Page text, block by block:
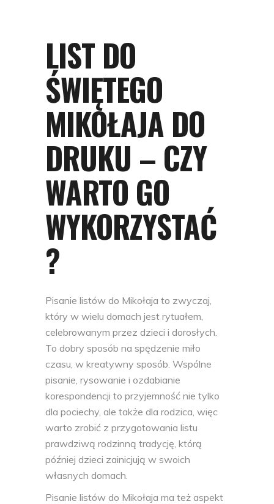
LIST DO
ŚWIĘTEGO
MIKOŁAJA DO
DRUKU – CZY
WARTO GO
WYKORZYSTAĆ
?
Pisanie listów do Mikołaja to zwyczaj,
który w wielu domach jest rytuałem,
celebrowanym przez dzieci i dorosłych.
To dobry sposób na spędzenie miło
czasu, w kreatywny sposób. Wspólne
pisanie, rysowanie i ozdabianie
korespondencji to przyjemność nie tylko
dla pociechy, ale także dla rodzica, więc
warto zrobić z przygotowania listu
prawdziwą rodzinną tradycję, którą
później dzieci zainicjują w swoich
własnych domach.
Pisanie listów do Mikołaja ma też aspekt